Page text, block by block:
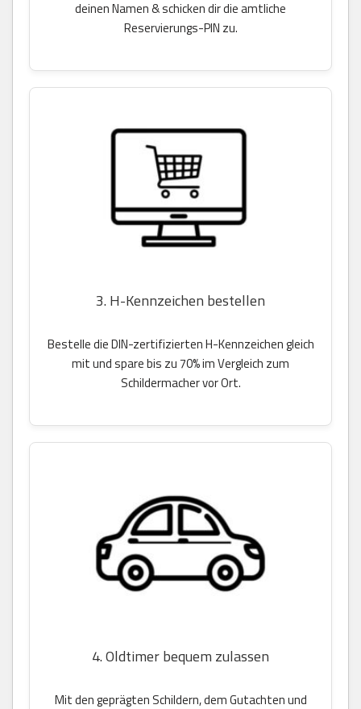
deinen Namen & schicken dir die amtliche
Reservierungs-PIN zu.
3. H-Kennzeichen bestellen
Bestelle die DIN-zertifizierten H-Kennzeichen gleich
mit und spare bis zu 70% im Vergleich zum
Schildermacher vor Ort.
4. Oldtimer bequem zulassen
Mit den geprägten Schildern, dem Gutachten und